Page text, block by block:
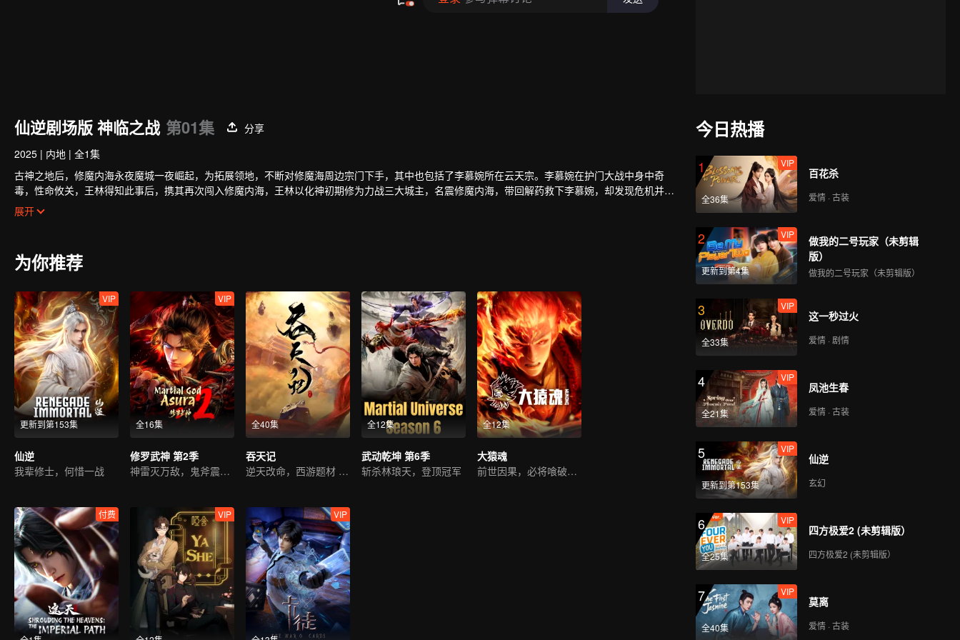
仙逆剧场版 神临之战 第01集
分享
2025 | 内地 | 全1集
古神之地后，修魔内海永夜魔城一夜崛起，为拓展领地，不断对修魔海周边宗门下手，其中也包括了李慕婉所在云天宗。李慕婉在护门大战中身中奇
毒，性命攸关，王林得知此事后，携其再次闯入修魔内海，王林以化神初期修为力战三大城主，名震修魔内海，带回解药救下李慕婉，却发现危机并未
解决，千年阴谋浮出水面。最终凭借二人情愫及化神后首次与古神之身合体，联手斩灭魔尊。
展开
为你推荐
更新到第153集
VIP
仙逆
我辈修士，何惜一战
全16集
VIP
修罗武神 第2季
神雷灭万敌，鬼斧震九州！
全40集
吞天记
逆天改命，西游题材 ，古典仙侠
全12集
武动乾坤 第6季
斩杀林琅天，登顶冠军
全12集
大猿魂
前世因果，必将喰破苍穹
付费 VIP VIP
今日热播
1
全36集
VIP
百花杀
爱情 · 古装
2
更新到第4集
VIP
做我的二号玩家（未剪辑
版）
做我的二号玩家（未剪辑版）
3
全33集
VIP
这一秒过火
爱情 · 剧情
4
全21集
VIP
凤池生春
爱情 · 古装
5
更新到第153集
VIP
仙逆
玄幻
6
全25集
VIP
四方极爱2 (未剪辑版）
四方极爱2 (未剪辑版）
7
全40集
VIP
莫离
爱情 · 古装